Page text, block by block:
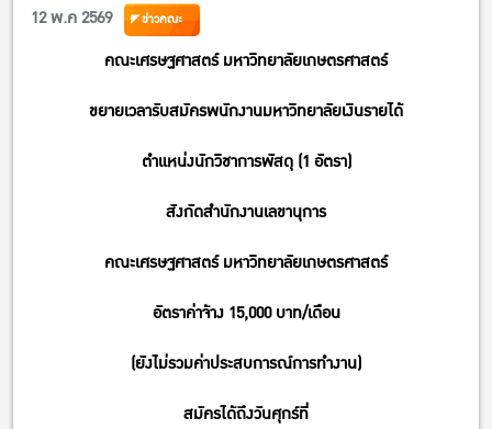
12 พ.ค 2569
ข่าวคณะ
คณะเศรษฐศาสตร์ มหาวิทยาลัยเกษตรศาสตร์
ขยายเวลารับสมัครพนักงานมหาวิทยาลัยเงินรายได้
ตำแหน่งนักวิชาการพัสดุ (1 อัตรา)
สังกัดสำนักงานเลขานุการ
คณะเศรษฐศาสตร์ มหาวิทยาลัยเกษตรศาสตร์
อัตราค่าจ้าง 15,000 บาท/เดือน
(ยังไม่รวมค่าประสบการณ์การทำงาน)
สมัครได้ถึงวันศุกร์ที่